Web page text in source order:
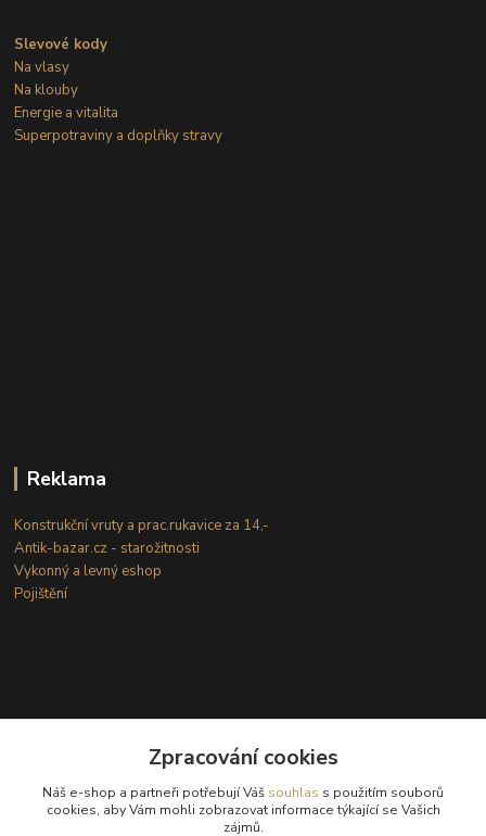
Slevové kody
Na vlasy
Na klouby
Energie a vitalita
Superpotraviny a doplňky stravy
Reklama
Konstrukční vruty a prac.rukavice za 14,-
Antik-bazar.cz - starožitnosti
Vykonný a levný eshop
Pojištění
Kontakty
Zpracování cookies
Náš e-shop a partneři potřebují Váš souhlas s použitím souborů
cookies, aby Vám mohli zobrazovat informace týkající se Vašich
zájmů.